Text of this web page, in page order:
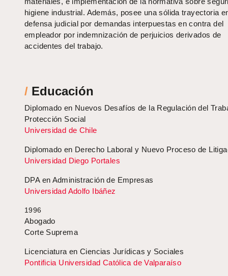
higiene industrial. Además, posee una sólida trayectoria
defensa judicial por demandas interpuestas en contra del
empleador por indemnización de perjuicios derivados de
accidentes del trabajo.
/ Educación
Diplomado en Nuevos Desafíos de la Regulación del
Protección Social
Universidad de Chile
Diplomado en Derecho Laboral y Nuevo Proceso de
Universidad Diego Portales
DPA en Administración de Empresas
Universidad Adolfo Ibáñez
1996
Abogado
Corte Suprema
Licenciatura en Ciencias Jurídicas y Sociales
Pontificia Universidad Católica de Valparaíso